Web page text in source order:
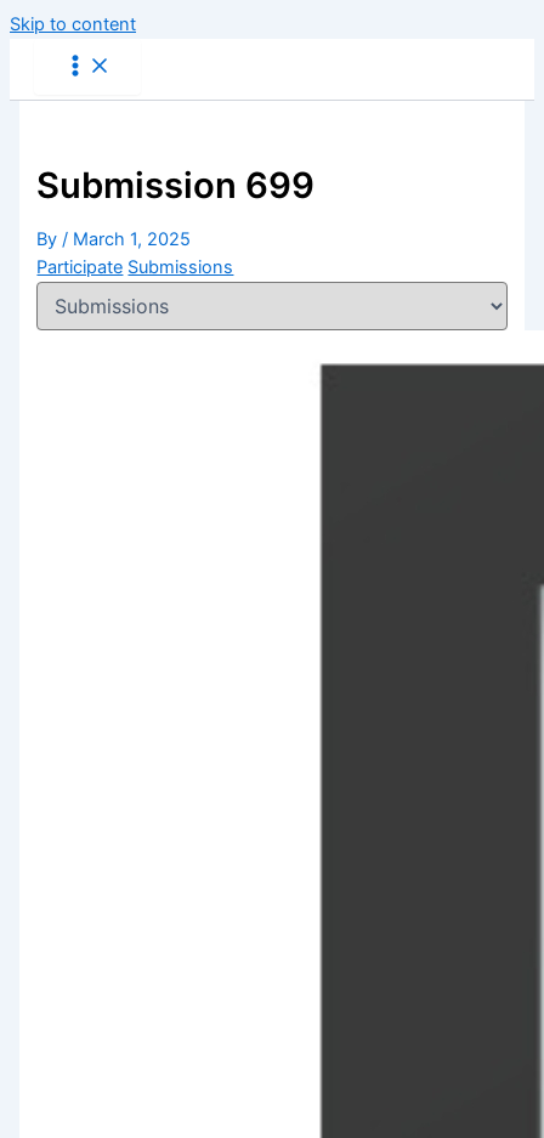
Skip to content
Submission 699
By/ March 1, 2025
Participate Submissions